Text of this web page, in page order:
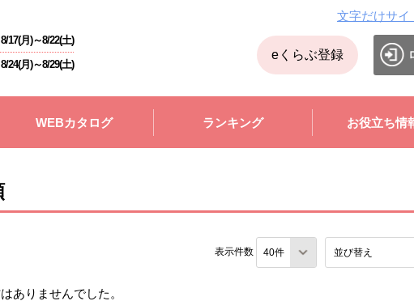
8/17(月)～8/22(土)
8/24(月)～8/29(土)
文字だけサイ
eくらぶ登録
WEBカタログ ランキング お役立ち情
表示件数 並び替え
ありませんでした。